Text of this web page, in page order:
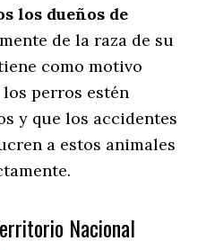
los dueños de
de la raza de su
como motivo
perros estén
y que los accidentes
a estos animales
Nacional